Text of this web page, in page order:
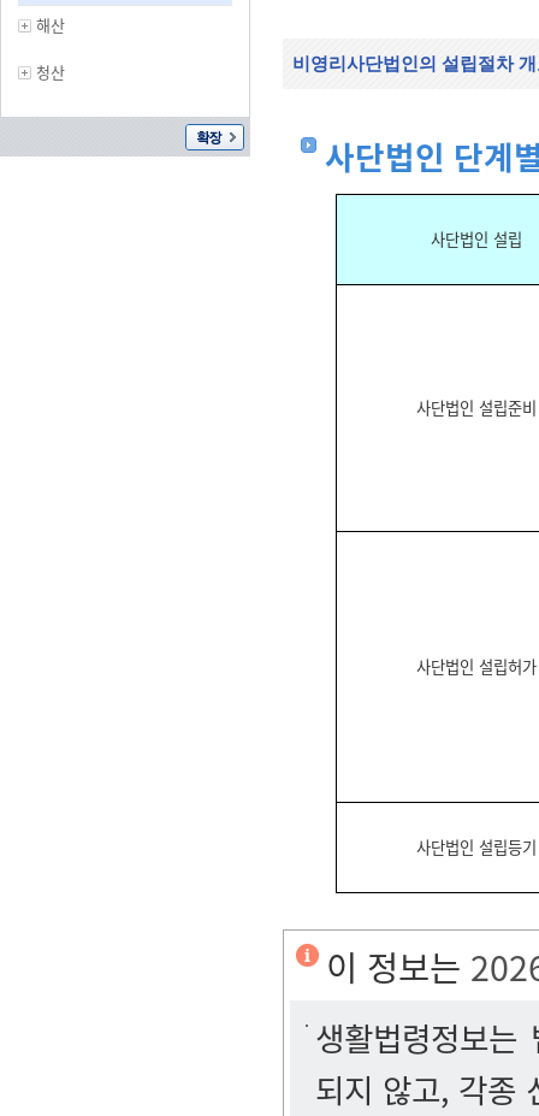
해산
청산 비영리사단법인의 설립절차
사단법인 단계
사단법인 설립
사단법인 설립준비
사단법인 설립허가
사단법인 설립등기
이 정보는
생활법령정보
되지 않고, 각종